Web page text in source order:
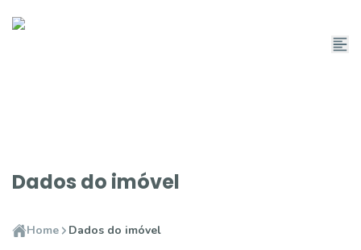
Dados do imóvel
Home Dados do imóvel